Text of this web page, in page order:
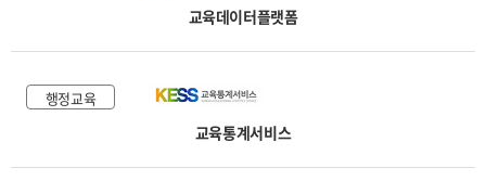
교육데이터플랫폼
행정교육
교육통계서비스